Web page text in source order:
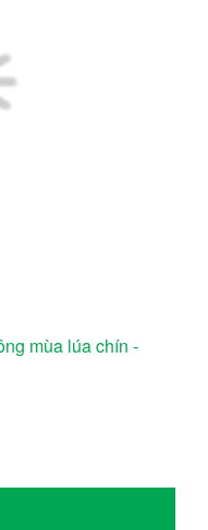
mùa lúa chín -